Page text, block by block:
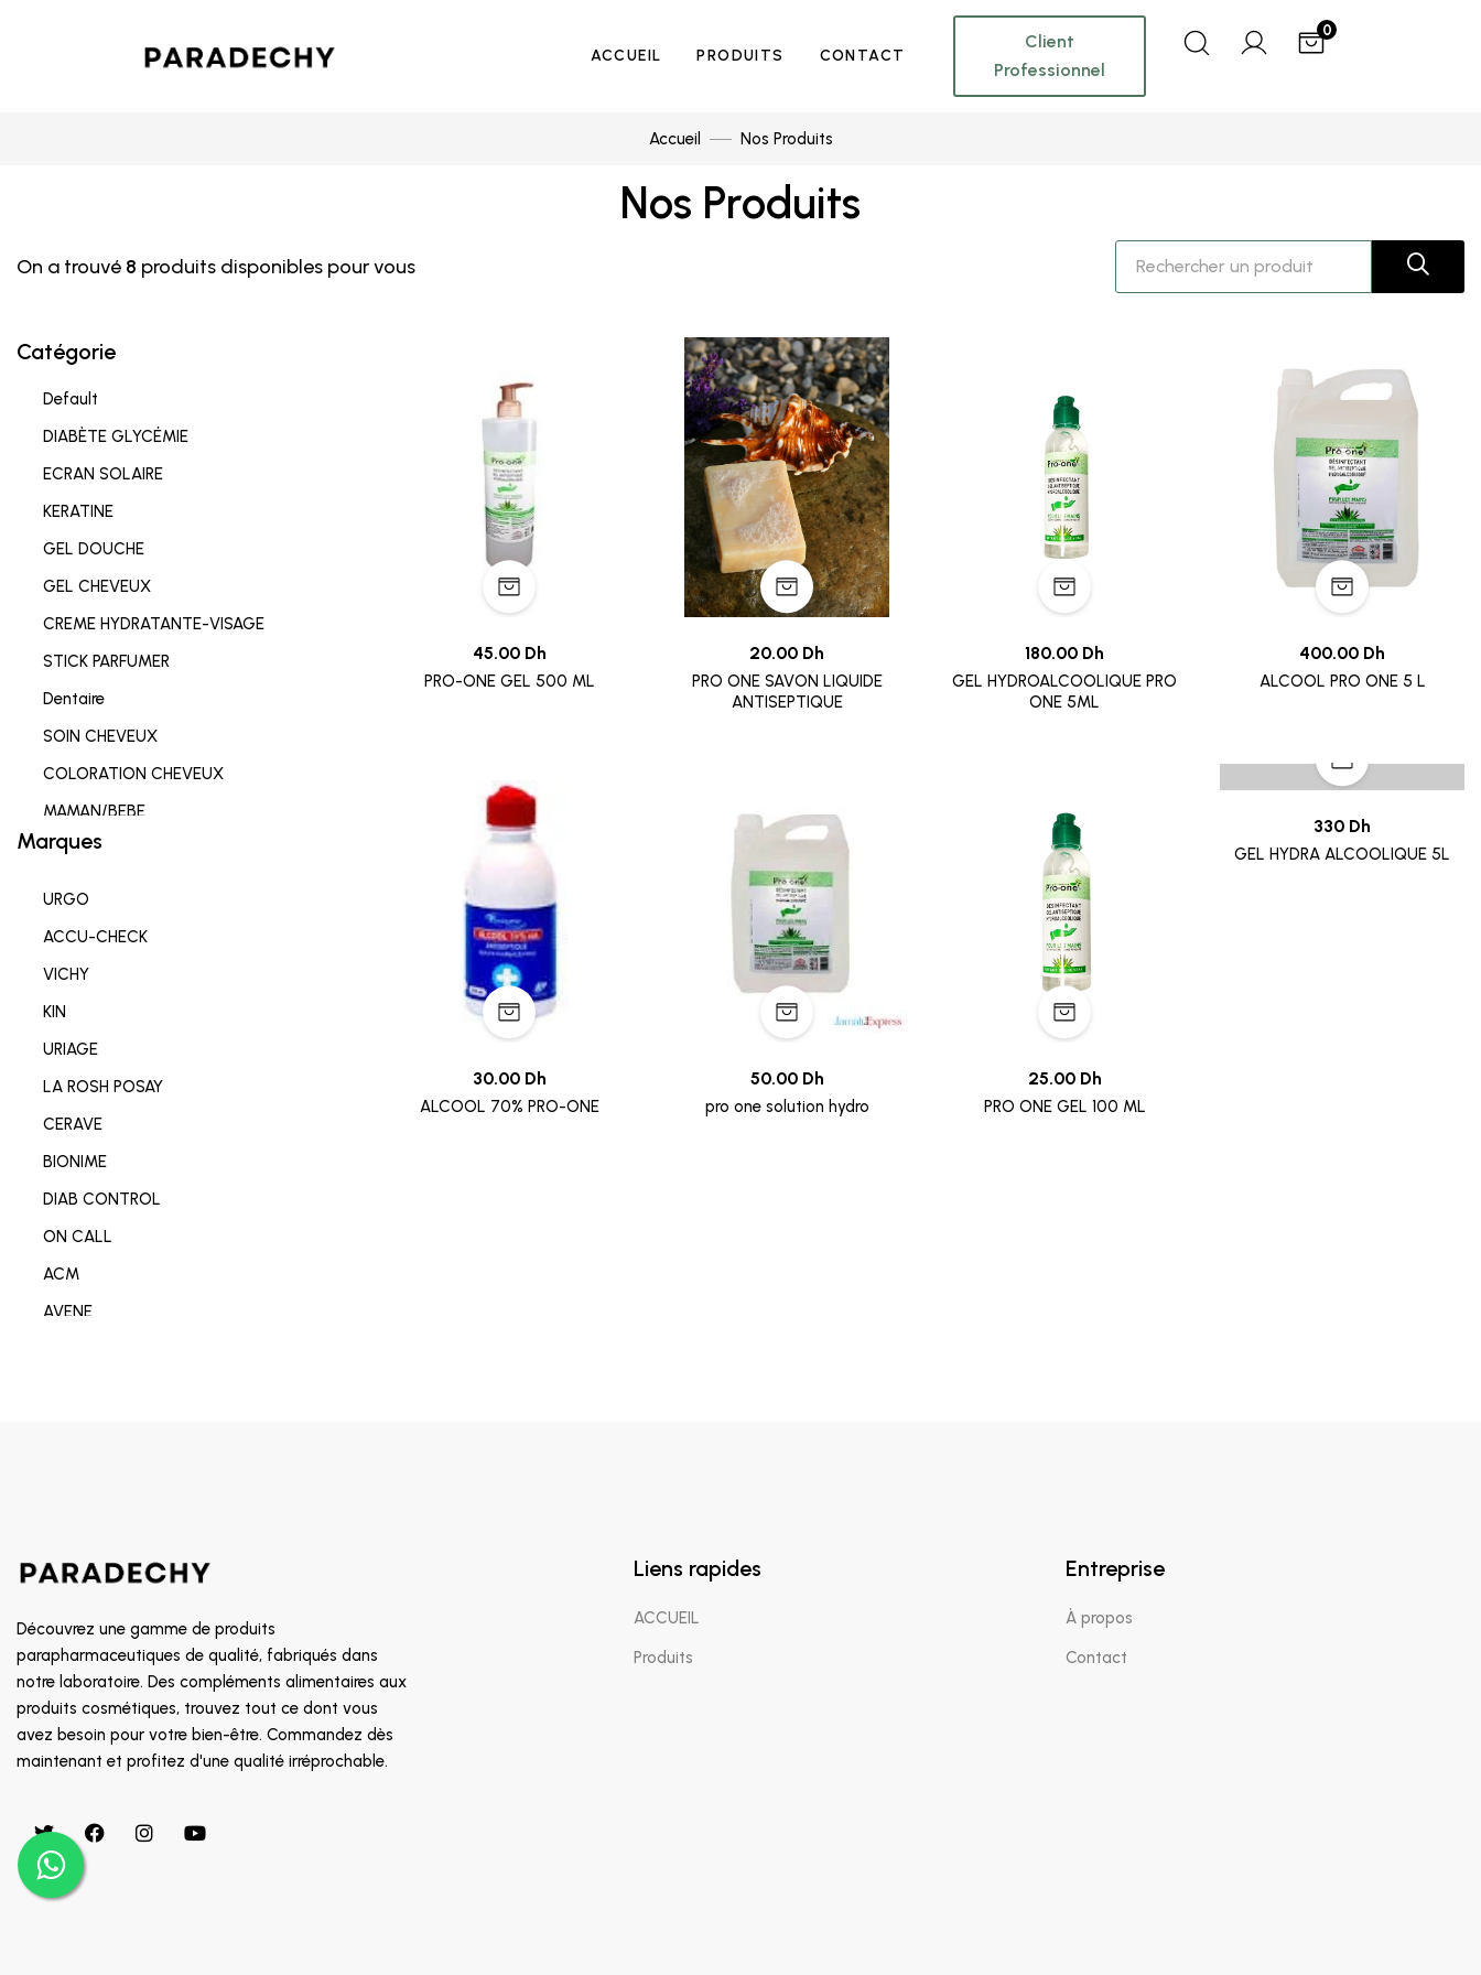
ACCUEIL PRODUITS CONTACT
Client
Professionnel
0
Accueil Nos Produits
Nos Produits
On a trouvé 8 produits disponibles pour vous
45.00 Dh
PRO-ONE GEL 500 ML
20.00 Dh
PRO ONE SAVON LIQUIDE
ANTISEPTIQUE
180.00 Dh
GEL HYDROALCOOLIQUE PRO
ONE 5ML
400.00 Dh
ALCOOL PRO ONE 5 L
30.00 Dh
ALCOOL 70% PRO-ONE
50.00 Dh
pro one solution hydro
25.00 Dh
PRO ONE GEL 100 ML
330 Dh
GEL HYDRA ALCOOLIQUE 5L
Catégorie
Default
DIABÈTE GLYCÉMIE
ECRAN SOLAIRE
KERATINE
GEL DOUCHE
GEL CHEVEUX
CREME HYDRATANTE-VISAGE
STICK PARFUMER
Dentaire
SOIN CHEVEUX
COLORATION CHEVEUX
MAMAN/BEBE
Complements alimentaires
PROMOTION
Marques
URGO
ACCU-CHECK
VICHY
KIN
URIAGE
LA ROSH POSAY
CERAVE
BIONIME
DIAB CONTROL
ON CALL
ACM
AVENE
CETAPHIL
MGD
INDOKA
CHATEAU ROUGE
CHOLLEY
CICAFAST
CKS
Découvrez une gamme de produits
parapharmaceutiques de qualité, fabriqués dans
notre laboratoire. Des compléments alimentaires aux
produits cosmétiques, trouvez tout ce dont vous
avez besoin pour votre bien-être. Commandez dès
maintenant et profitez d'une qualité irréprochable.
Liens rapides
ACCUEIL
Produits
Entreprise
À propos
Contact